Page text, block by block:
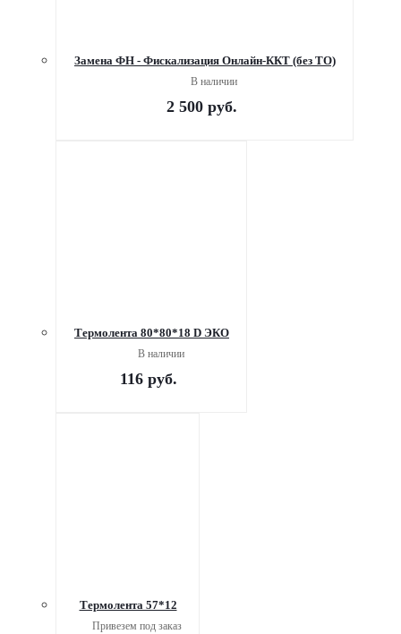
Замена ФН - Фискализация Онлайн-ККТ (без ТО)
В наличии
2 500 руб.
Термолента 80*80*18 D ЭКО
В наличии
116 руб.
Термолента 57*12
Привезем под заказ